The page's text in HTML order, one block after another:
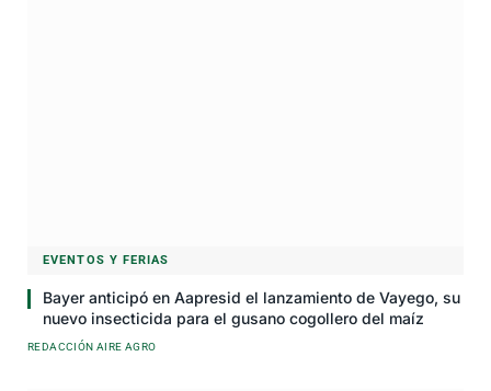
EVENTOS Y FERIAS
Bayer anticipó en Aapresid el lanzamiento de Vayego, su
nuevo insecticida para el gusano cogollero del maíz
REDACCIÓN AIRE AGRO